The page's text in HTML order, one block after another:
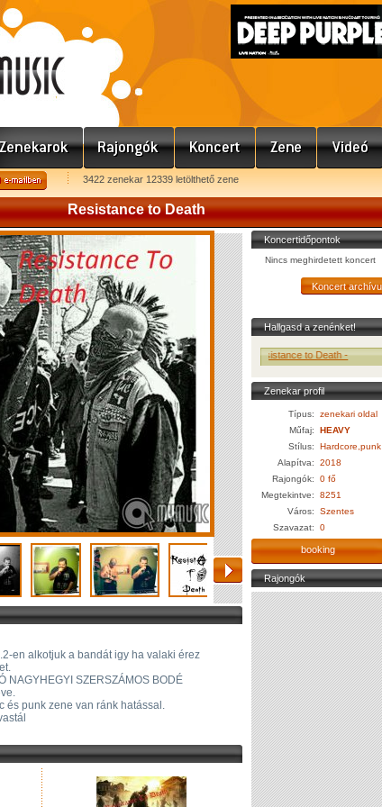
3422 zenekar 12339 letölthető zene
Resistance to Death
en alkotjuk a bandát igy ha valaki érez
NAGYHEGYI SZERSZÁMOS BODÉ
és punk zene van ránk hatással.
Koncertidőpontok
Nincs meghirdetett koncert
Hallgasd a zenénket!
Resistance to Death -
Zenekar profil
Típus:
zenekari oldal
Műfaj:
HEAVY
Stílus:
Hardcore,punk
Alapítva:
2018
Rajongók:
0 fő
Megtekintve:
8251
Város:
Szentes
Szavazat:
0
booking
Rajongók